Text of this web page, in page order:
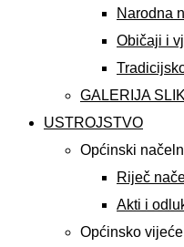
Narodna
Običaji i
GALERIJA
USTROJSTVO
Općinski
Riječ
Akti i
Općinsko vijeće